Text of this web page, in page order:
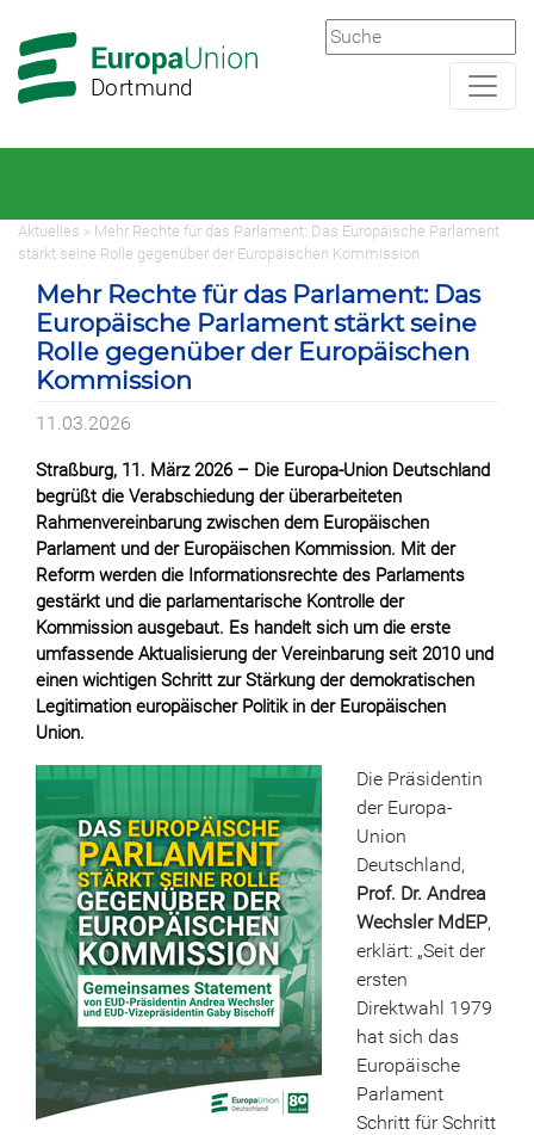
Hauptnavigation
Hauptbereich
Dortmund
Aktuelles » Mehr Rechte für das Parlament: Das Europäische Parlament
stärkt seine Rolle gegenüber der Europäischen Kommission
Mehr Rechte für das Parlament: Das
Europäische Parlament stärkt seine
Rolle gegenüber der Europäischen
Kommission
11.03.2026
Straßburg, 11. März 2026 – Die Europa-Union Deutschland
begrüßt die Verabschiedung der überarbeiteten
Rahmenvereinbarung zwischen dem Europäischen
Parlament und der Europäischen Kommission. Mit der
Reform werden die Informationsrechte des Parlaments
gestärkt und die parlamentarische Kontrolle der
Kommission ausgebaut. Es handelt sich um die erste
umfassende Aktualisierung der Vereinbarung seit 2010 und
einen wichtigen Schritt zur Stärkung der demokratischen
Legitimation europäischer Politik in der Europäischen
Union.
Die Präsidentin
der Europa-
Union
Deutschland,
Prof. Dr. Andrea
Wechsler MdEP,
erklärt: „Seit der
ersten
Direktwahl 1979
hat sich das
Europäische
Parlament
Schritt für Schritt